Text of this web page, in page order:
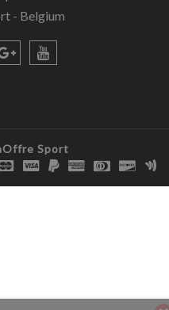
- Belgium
Sport